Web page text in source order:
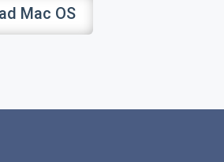
Mac OS